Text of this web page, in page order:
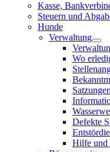
Kasse,
Steuern und
Hunde
Verwaltung
Wo
Defekte
Hilfe und